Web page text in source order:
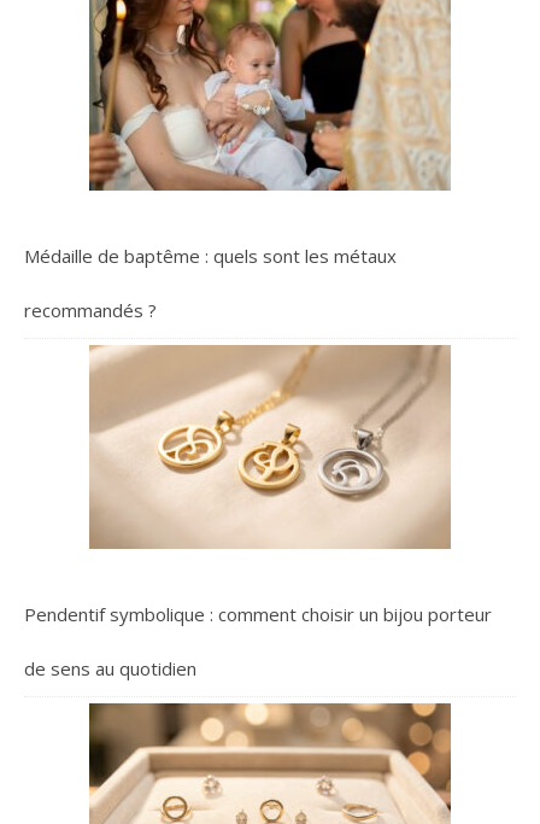
Médaille de baptême : quels sont les métaux
recommandés ?
Pendentif symbolique : comment choisir un bijou porteur
de sens au quotidien